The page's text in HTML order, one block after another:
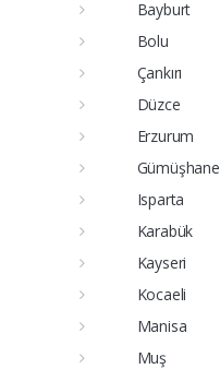
Bayburt
Bolu
Çankırı
Düzce
Erzurum
Gümüşhane
Isparta
Karabük
Kayseri
Kocaeli
Manisa
Muş